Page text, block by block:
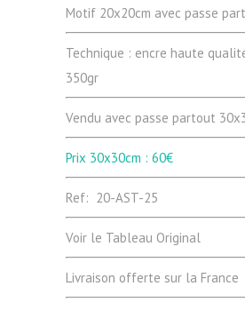
Motif 20x20cm avec passe
Technique : encre haute
350gr
Vendu avec passe partout
Prix 30x30cm : 60€
Ref: 20-AST-25
Voir le Tableau Original
Livraison offerte sur la France